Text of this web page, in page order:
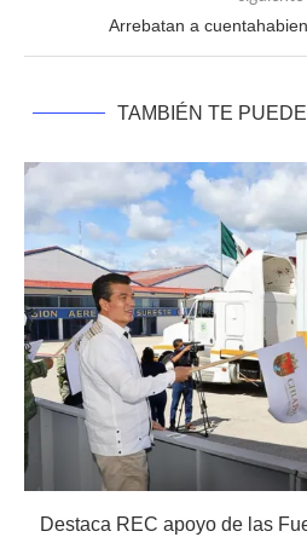
Arrebatan a
TAMBIÉN TE
Destaca REC apoyo de las